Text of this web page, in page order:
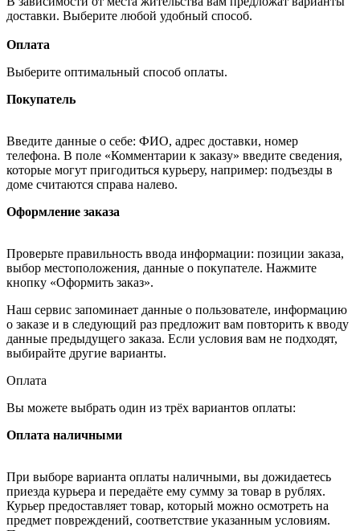
доставки. Выберите любой удобный способ.
Оплата
Выберите оптимальный способ оплаты.
Покупатель
Введите данные о себе: ФИО, адрес доставки, номер
телефона. В поле «Комментарии к заказу» введите сведения,
которые могут пригодиться курьеру, например: подъезды в
доме считаются справа налево.
Оформление заказа
Проверьте правильность ввода информации: позиции заказа,
выбор местоположения, данные о покупателе. Нажмите
кнопку «Оформить заказ».
Наш сервис запоминает данные о пользователе, информацию
о заказе и в следующий раз предложит вам повторить к вводу
данные предыдущего заказа. Если условия вам не подходят,
выбирайте другие варианты.
Оплата
Вы можете выбрать один из трёх вариантов оплаты:
Оплата наличными
При выборе варианта оплаты наличными, вы дожидаетесь
приезда курьера и передаёте ему сумму за товар в рублях.
Курьер предоставляет товар, который можно осмотреть на
предмет повреждений, соответствие указанным условиям.